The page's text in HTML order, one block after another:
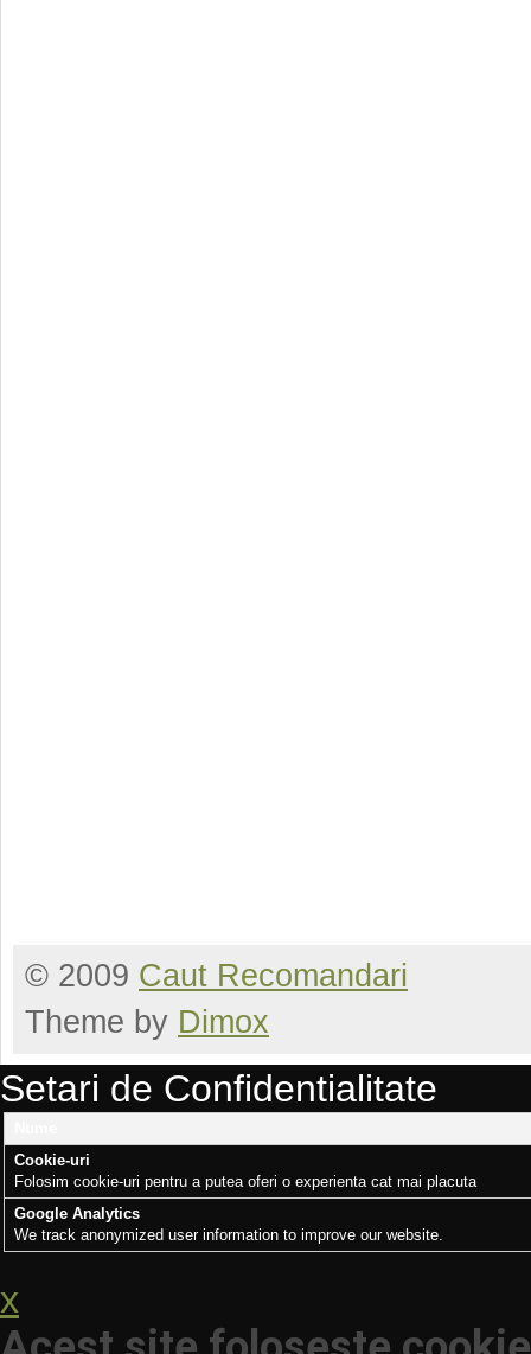
© 2009 Caut Recomandari
Theme by Dimox
Setari de Confidentialitate
Cookie-uri
Folosim cookie-uri pentru a putea oferi o experienta cat mai placuta
Google Analytics
We track anonymized user information to improve our website.
x